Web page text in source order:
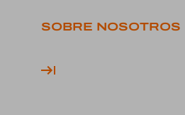
SOBRE NOSOTROS